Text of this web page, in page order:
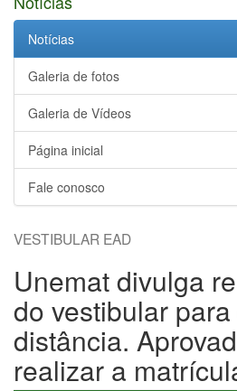
Notícias
Galeria de fotos
Galeria de Vídeos
Página inicial
Fale conosco
VESTIBULAR EAD
Unemat divulga
do vestibular
distância.
realizar a